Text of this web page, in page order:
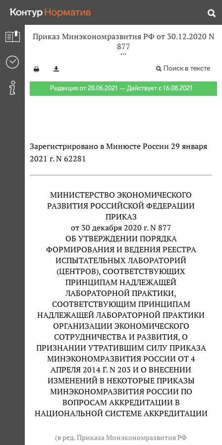
Приказ Минэкономразвития РФ от 30.12.2020 N
877
Поиск в тексте
Редакция от 28.06.2021 — Действует с 16.08.2021
Зарегистрировано в Минюсте России 29 января
2021 г. N 62281
МИНИСТЕРСТВО ЭКОНОМИЧЕСКОГО
РАЗВИТИЯ РОССИЙСКОЙ ФЕДЕРАЦИИ
ПРИКАЗ
от 30 декабря 2020 г. N 877
ОБ УТВЕРЖДЕНИИ ПОРЯДКА
ФОРМИРОВАНИЯ И ВЕДЕНИЯ РЕЕСТРА
ИСПЫТАТЕЛЬНЫХ ЛАБОРАТОРИЙ
(ЦЕНТРОВ), СООТВЕТСТВУЮЩИХ
ПРИНЦИПАМ НАДЛЕЖАЩЕЙ
ЛАБОРАТОРНОЙ ПРАКТИКИ,
СООТВЕТСТВУЮЩИМ ПРИНЦИПАМ
НАДЛЕЖАЩЕЙ ЛАБОРАТОРНОЙ ПРАКТИКИ
ОРГАНИЗАЦИИ ЭКОНОМИЧЕСКОГО
СОТРУДНИЧЕСТВА И РАЗВИТИЯ, О
ПРИЗНАНИИ УТРАТИВШИМ СИЛУ ПРИКАЗА
МИНЭКОНОМРАЗВИТИЯ РОССИИ ОТ 4
АПРЕЛЯ 2014 Г. N 203 И О ВНЕСЕНИИ
ИЗМЕНЕНИЙ В НЕКОТОРЫЕ ПРИКАЗЫ
МИНЭКОНОМРАЗВИТИЯ РОССИИ ПО
ВОПРОСАМ АККРЕДИТАЦИИ В
НАЦИОНАЛЬНОЙ СИСТЕМЕ АККРЕДИТАЦИИ
(в ред. Приказа Минэкономразвития РФ